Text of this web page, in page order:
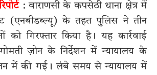
: वाराणसी के कपसेठी थाना क्षेत्र में
(एनबीडब्ल्यू) के तहत पुलिस ने तीन
को गिरफ्तार किया है। यह कार्रवाई
ज़ोन के निर्देशन में न्यायालय के
में की गई। लंबे समय से न्यायालय में